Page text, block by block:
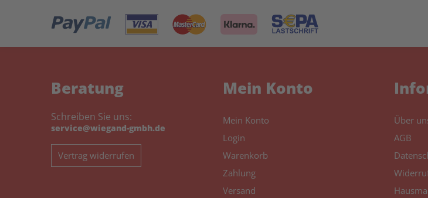
Beratung
Schreiben Sie uns:
service@wiegand-gmbh.de
Vertrag widerrufen
Mein Konto
Mein Konto
Login
Warenkorb
Zahlung
Versand
Über
AGB